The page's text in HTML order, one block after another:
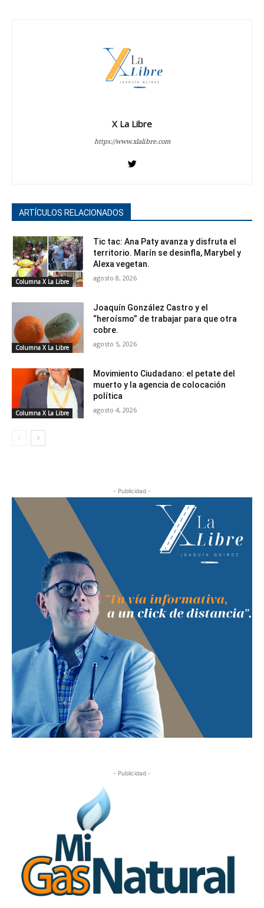
X La Libre
https://www.xlalibre.com
ARTÍCULOS RELACIONADOS
Columna X La Libre
Tic tac: Ana Paty avanza y disfruta el
territorio. Marín se desinfla, Marybel y
Alexa vegetan.
agosto 8, 2026
Columna X La Libre
Joaquín González Castro y el
“heroísmo” de trabajar para que otra
cobre.
agosto 5, 2026
Columna X La Libre
Movimiento Ciudadano: el petate del
muerto y la agencia de colocación
política
agosto 4, 2026
- Publicidad -
- Publicidad -